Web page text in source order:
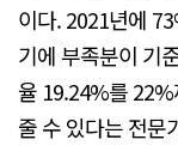
이다. 2021년에
기에 부족분이 기
율 19.24%를
줄 수 있다는 전문